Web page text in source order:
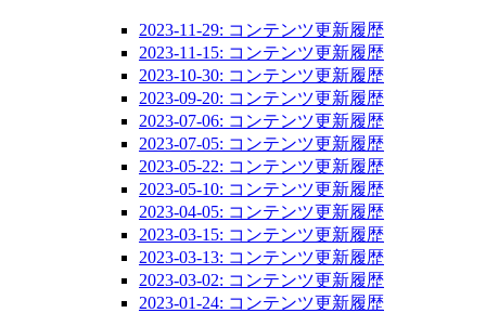
2023-11-29: コンテンツ更新履歴
2023-11-15: コンテンツ更新履歴
2023-10-30: コンテンツ更新履歴
2023-09-20: コンテンツ更新履歴
2023-07-06: コンテンツ更新履歴
2023-07-05: コンテンツ更新履歴
2023-05-22: コンテンツ更新履歴
2023-05-10: コンテンツ更新履歴
2023-04-05: コンテンツ更新履歴
2023-03-15: コンテンツ更新履歴
2023-03-13: コンテンツ更新履歴
2023-03-02: コンテンツ更新履歴
2023-01-24: コンテンツ更新履歴